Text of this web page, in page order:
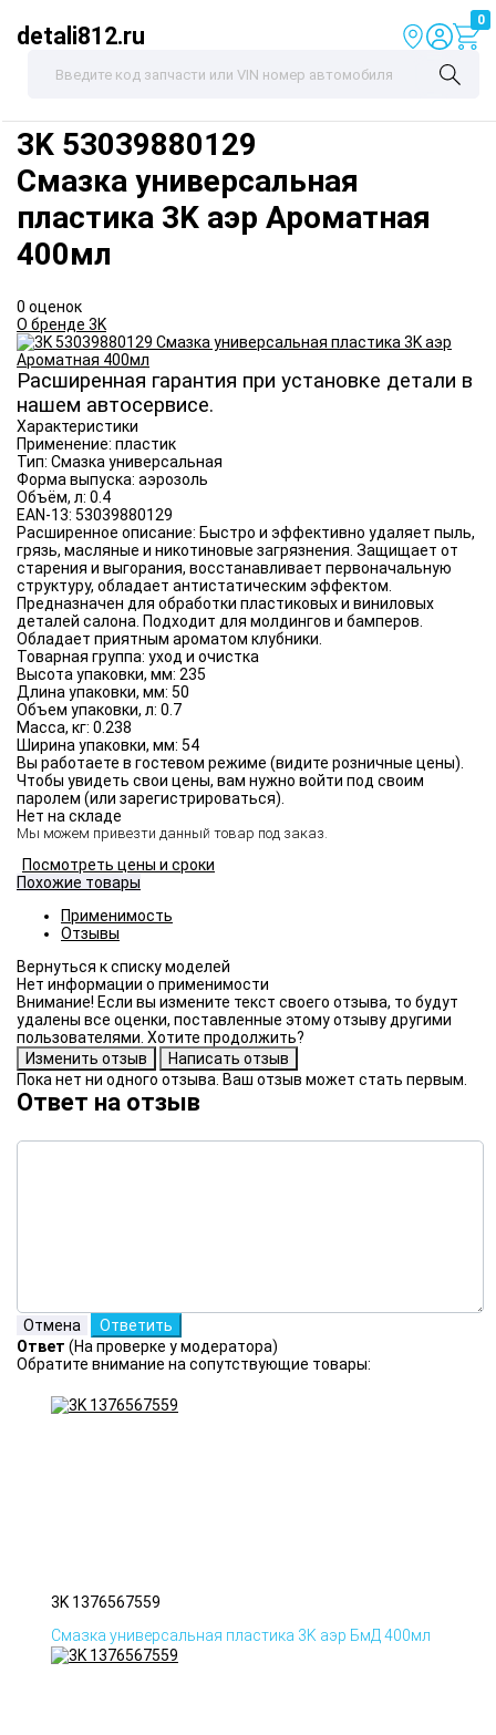
detali812.ru
0
3K 53039880129
Смазка универсальная
пластика 3K аэр Ароматная
400мл
0 оценок
О бренде 3K
Расширенная гарантия при установке детали в
нашем автосервисе.
Характеристики
Применение: пластик
Тип: Смазка универсальная
Форма выпуска: аэрозоль
Объём, л: 0.4
EAN-13: 53039880129
Расширенное описание: Быстро и эффективно удаляет пыль,
грязь, масляные и никотиновые загрязнения. Защищает от
старения и выгорания, восстанавливает первоначальную
структуру, обладает антистатическим эффектом.
Предназначен для обработки пластиковых и виниловых
деталей салона. Подходит для молдингов и бамперов.
Обладает приятным ароматом клубники.
Товарная группа: уход и очистка
Высота упаковки, мм: 235
Длина упаковки, мм: 50
Объем упаковки, л: 0.7
Масса, кг: 0.238
Ширина упаковки, мм: 54
Вы работаете в гостевом режиме (видите розничные цены).
Чтобы увидеть свои цены, вам нужно войти под своим
паролем (или зарегистрироваться).
Нет на складе
Мы можем привезти данный товар под заказ.
Посмотреть цены и сроки
Похожие товары
Применимость
Отзывы
Нет информации о применимости
Внимание! Если вы измените текст своего отзыва, то будут
удалены все оценки, поставленные этому отзыву другими
пользователями. Хотите продолжить?
Пока нет ни одного отзыва. Ваш отзыв может стать первым.
Ответ на отзыв
Ответ (На проверке у модератора)
Обратите внимание на сопутствующие товары:
3K 1376567559
Смазка универсальная пластика 3K аэр БмД 400мл